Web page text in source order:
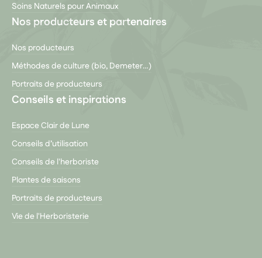
Soins Naturels pour Animaux
Nos producteurs et partenaires
Nos producteurs
Méthodes de culture (bio, Demeter…)
Portraits de producteurs
Conseils et inspirations
Espace Clair de Lune
Conseils d’utilisation
Conseils de l'herboriste
Plantes de saisons
Portraits de producteurs
Vie de l'Herboristerie